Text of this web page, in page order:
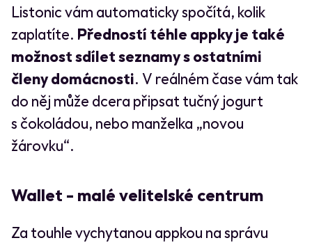
Listonic vám automaticky spočítá, kolik
zaplatíte. Předností téhle appky je také
možnost sdílet seznamy s ostatními
členy domácnosti. V reálném čase vám tak
do něj může dcera připsat tučný jogurt
s čokoládou, nebo manželka „novou
žárovku“.
Wallet - malé velitelské centrum
Za touhle vychytanou appkou na správu